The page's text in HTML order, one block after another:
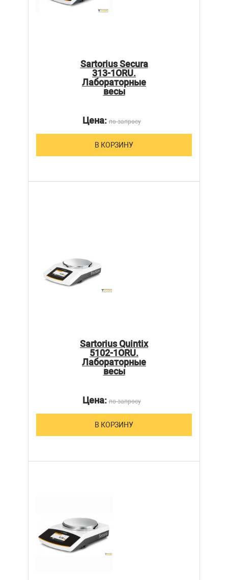
Sartorius Secura
313-1ORU.
Лабораторные
весы
Цена:по запросу
В КОРЗИНУ
Sartorius Quintix
5102-1ORU.
Лабораторные
весы
Цена:по запросу
В КОРЗИНУ